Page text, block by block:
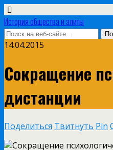
История общества и элиты
14.04.2015
Сокращение
дистанции
Поделиться Твитнуть Pin